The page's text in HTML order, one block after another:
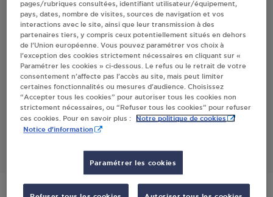
Villes
INTERMARCHE HABSHEIM
63, RUE DU GENERAL DE GAULLE
68440HABSHEIM
S'Y RENDRE
pages/rubriques consultées, identifiant utilisateur/équipement,
pays, dates, nombre de visites, sources de navigation et vos
interactions avec le site, ainsi que leur transmission à des
partenaires tiers, y compris ceux potentiellement situés en dehors
de l’Union européenne. Vous pouvez paramétrer vos choix à
l’exception des cookies strictement nécessaires en cliquant sur «
Paramétrer les cookies » ci-dessous. Le refus ou le retrait de votre
consentement n’affecte pas l’accès au site, mais peut limiter
certaines fonctionnalités ou mesures d’audience. Choisissez
“Accepter tous les cookies” pour autoriser tous les cookies non
strictement nécessaires, ou “Refuser tous les cookies” pour refuser
ces cookies. Pour en savoir plus :
Notre politique de cookies
Notice d'information
Paramétrer les cookies